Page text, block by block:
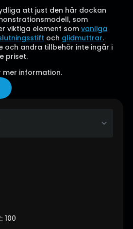
att just den här dockan
som
viktiga element som vanliga
och glidmuttrar.
och andra tillbehör inte ingår i
priset.
mer information.
100